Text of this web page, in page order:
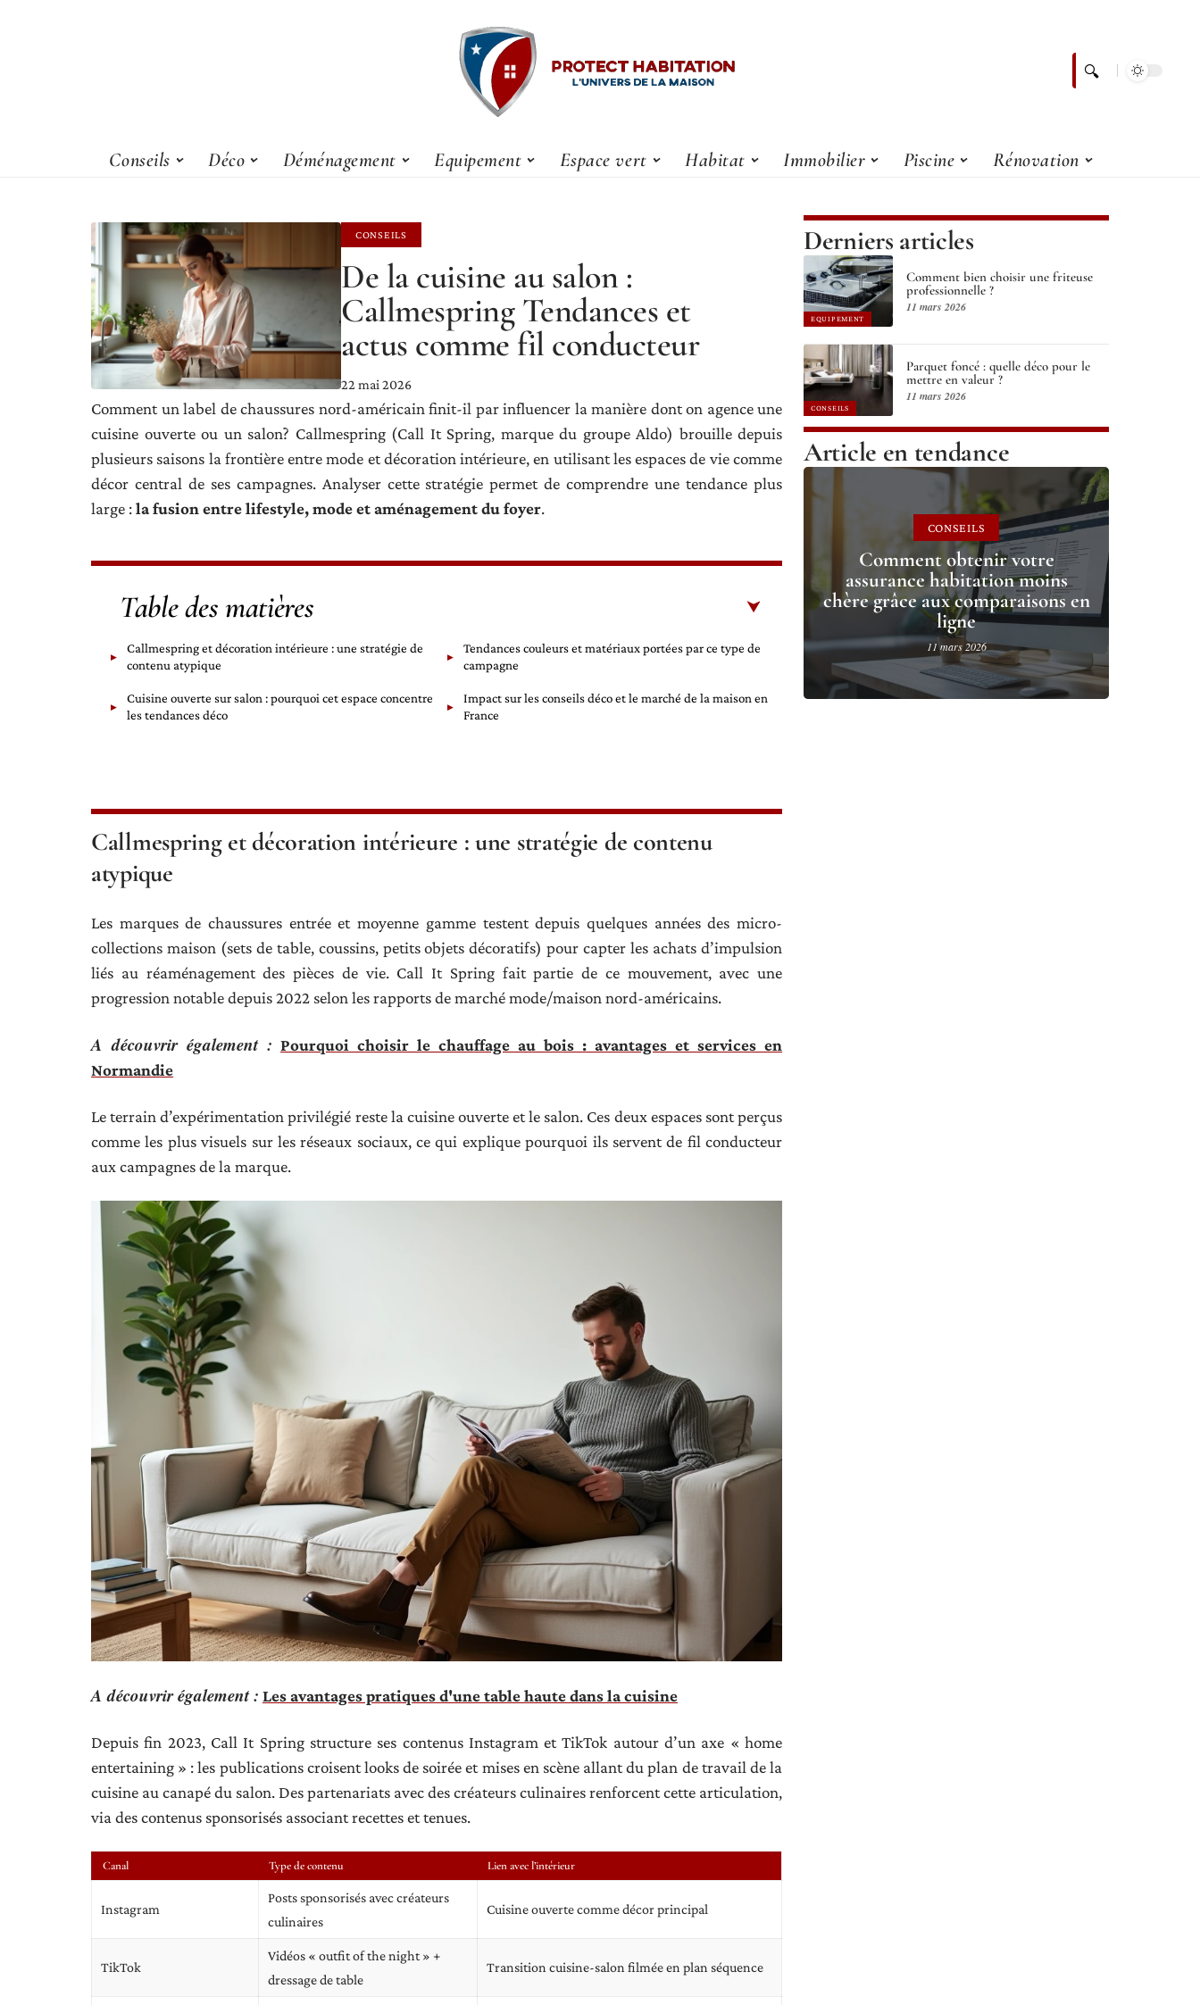
Conseils Déco Déménagement Equipement Espace vert Habitat Immobilier Piscine Rénovation
CONSEILS
De la cuisine au salon :
Callmespring Tendances et
actus comme fil conducteur
22 mai 2026
Comment un label de chaussures nord-américain finit-il par influencer la manière dont on agence une
cuisine ouverte ou un salon? Callmespring (Call It Spring, marque du groupe Aldo) brouille depuis
plusieurs saisons la frontière entre mode et décoration intérieure, en utilisant les espaces de vie comme
décor central de ses campagnes. Analyser cette stratégie permet de comprendre une tendance plus
large :la fusion entre lifestyle, mode et aménagement du foyer.
Table des matières
Callmespring et décoration intérieure : une stratégie de
contenu atypique
Tendances couleurs et matériaux portées par ce type de
campagne
Cuisine ouverte sur salon : pourquoi cet espace concentre
les tendances déco
Impact sur les conseils déco et le marché de la maison en
France
Callmespring et décoration intérieure : une stratégie de contenu
atypique
Les marques de chaussures entrée et moyenne gamme testent depuis quelques années des micro-
collections maison (sets de table, coussins, petits objets décoratifs) pour capter les achats d’impulsion
liés au réaménagement des pièces de vie. Call It Spring fait partie de ce mouvement, avec une
progression notable depuis 2022 selon les rapports de marché mode/maison nord-américains.
A découvrir également : Pourquoi choisir le chauffage au bois : avantages et services en
Normandie
Le terrain d’expérimentation privilégié reste la cuisine ouverte et le salon. Ces deux espaces sont perçus
comme les plus visuels sur les réseaux sociaux, ce qui explique pourquoi ils servent de fil conducteur
aux campagnes de la marque.
A découvrir également : Les avantages pratiques d'une table haute dans la cuisine
Depuis fin 2023, Call It Spring structure ses contenus Instagram et TikTok autour d’un axe « home
entertaining » : les publications croisent looks de soirée et mises en scène allant du plan de travail de la
cuisine au canapé du salon. Des partenariats avec des créateurs culinaires renforcent cette articulation,
via des contenus sponsorisés associant recettes et tenues.
Canal Type de contenu Lien avec l’intérieur
Instagram
Posts sponsorisés avec créateurs
culinaires
Cuisine ouverte comme décor principal
TikTok
Vidéos « outfit of the night » +
dressage de table
Transition cuisine-salon filmée en plan séquence
Derniers articles
EQUIPEMENT
Comment bien choisir une friteuse
professionnelle ?
11 mars 2026
CONSEILS
Parquet foncé : quelle déco pour le
mettre en valeur ?
11 mars 2026
Article en tendance
CONSEILS
Comment obtenir votre
assurance habitation moins
chère grâce aux comparaisons en
ligne
11 mars 2026